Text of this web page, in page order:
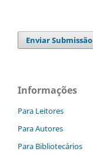
Enviar Submissão
Informações
Para Leitores
Para Autores
Para Bibliotecários